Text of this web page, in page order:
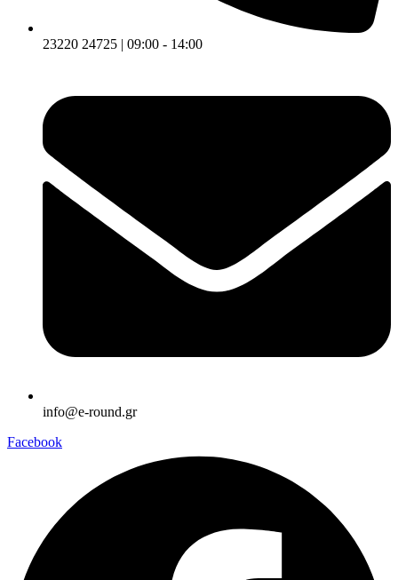
23220 24725 | 09:00 - 14:00
info@e-round.gr
Facebook